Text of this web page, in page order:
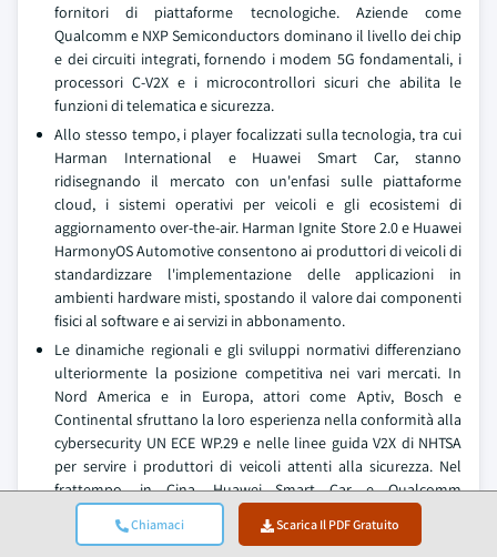
Chiamaci Scarica Il PDF Gratuito
fornitori di piattaforme tecnologiche. Aziende come
Qualcomm e NXP Semiconductors dominano il livello dei chip
e dei circuiti integrati, fornendo i modem 5G fondamentali, i
processori C-V2X e i microcontrollori sicuri che abilita le
funzioni di telematica e sicurezza.
Allo stesso tempo, i player focalizzati sulla tecnologia, tra cui
Harman International e Huawei Smart Car, stanno
ridisegnando il mercato con un'enfasi sulle piattaforme
cloud, i sistemi operativi per veicoli e gli ecosistemi di
aggiornamento over-the-air. Harman Ignite Store 2.0 e Huawei
HarmonyOS Automotive consentono ai produttori di veicoli di
standardizzare l'implementazione delle applicazioni in
ambienti hardware misti, spostando il valore dai componenti
fisici al software e ai servizi in abbonamento.
Le dinamiche regionali e gli sviluppi normativi differenziano
ulteriormente la posizione competitiva nei vari mercati. In
Nord America e in Europa, attori come Aptiv, Bosch e
Continental sfruttano la loro esperienza nella conformità alla
cybersecurity UN ECE WP.29 e nelle linee guida V2X di NHTSA
per servire i produttori di veicoli attenti alla sicurezza. Nel
frattempo, in Cina, Huawei Smart Car e Qualcomm
competono aggressivamente all'interno del quadro ICV del
MIIT, supportati da piattaforme nazionali come BYD DiLink e